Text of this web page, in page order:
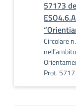
57173
Circolare
Prot.